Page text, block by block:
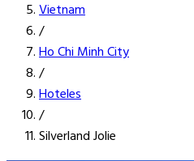
Vietnam
/
Ho Chi Minh City
/
Hoteles
/
Silverland Jolie